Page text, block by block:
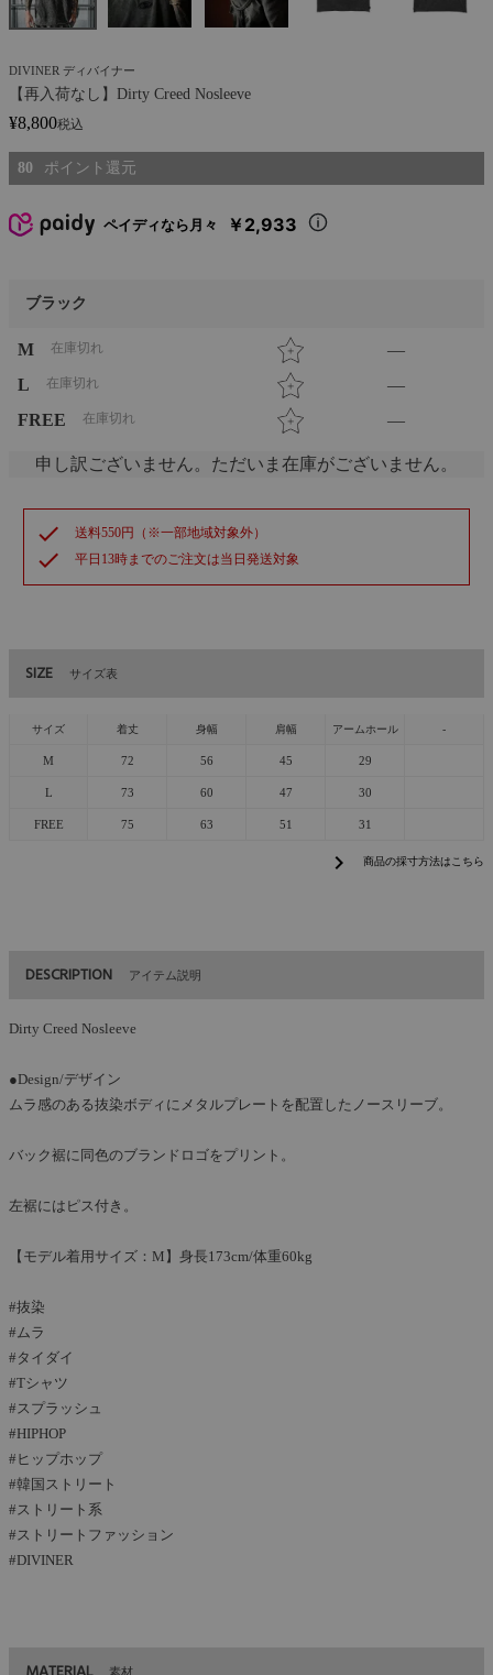
DIVINER ディバイナー
【再入荷なし】Dirty Creed Nosleeve
¥8,800税込
80
ペイディなら月々 ￥2,933
ブラック
M 在庫切れ
—
L
在庫切れ
—
FREE
在庫切れ —
申し訳ございません。ただいま在庫がございません。
check 送料550円（※一部地域対象外）
check 平日13時までのご注文は当日発送対象
SIZE サイズ表
サイズ 着丈 身幅 肩幅 アームホール -
M 72 56 45 29
L 73 60 47 30
FREE 75 63 51 31
chevron_right 商品の採寸方法はこちら
DESCRIPTION アイテム説明
Dirty Creed Nosleeve
●Design/デザイン
ムラ感のある抜染ボディにメタルプレートを配置したノースリーブ。
バック裾に同色のブランドロゴをプリント。
左裾にはピス付き。
【モデル着用サイズ：M】身長173cm/体重60kg
#抜染
#ムラ
#タイダイ
#Tシャツ
#スプラッシュ
#HIPHOP
#ヒップホップ
#韓国ストリート
#ストリート系
#ストリートファッション
#DIVINER